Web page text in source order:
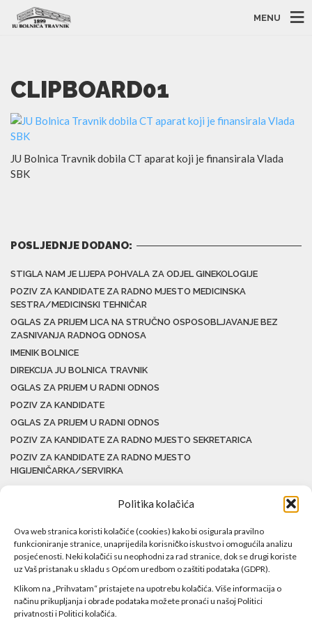
Politika kolačića
Ova web stranica koristi kolačiće (cookies) kako bi osigurala pravilno
funkcioniranje stranice, unaprijedila korisničko iskustvo i omogućila analizu
posjećenosti. Neki kolačići su neophodni za rad stranice, dok se drugi koriste
uz Vaš pristanak u skladu s Općom uredbom o zaštiti podataka (GDPR).
Klikom na „Prihvatam“ pristajete na upotrebu kolačića. Više informacija o
načinu prikupljanja i obrade podataka možete pronaći u našoj Politici
privatnosti i Politici kolačića.
MENU
CLIPBOARD01
JU Bolnica Travnik dobila CT aparat koji je finansirala Vlada
SBK
POSLJEDNJE DODANO:
STIGLA NAM JE LIJEPA POHVALA ZA ODJEL GINEKOLOGIJE
POZIV ZA KANDIDATE ZA RADNO MJESTO MEDICINSKA
SESTRA/MEDICINSKI TEHNIČAR
OGLAS ZA PRIJEM LICA NA STRUČNO OSPOSOBLJAVANJE BEZ
ZASNIVANJA RADNOG ODNOSA
IMENIK BOLNICE
DIREKCIJA JU BOLNICA TRAVNIK
OGLAS ZA PRIJEM U RADNI ODNOS
POZIV ZA KANDIDATE
OGLAS ZA PRIJEM U RADNI ODNOS
POZIV ZA KANDIDATE ZA RADNO MJESTO SEKRETARICA
POZIV ZA KANDIDATE ZA RADNO MJESTO
HIGIJENIČARKA/SERVIRKA